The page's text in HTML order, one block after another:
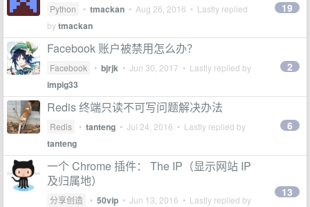
Python • tmackan • Aug 26, 2016 • Lastly replied
bytmackan
19
Facebook 账户被禁用怎么办？
Facebook • bjrjk • Jun 30, 2017 • Lastly replied by
impig33
2
Redis 终端只读不可写问题解决办法
Redis • tanteng • Jul 24, 2016 • Lastly replied by
tanteng
6
一个 Chrome 插件： The IP（显示网站 IP
及归属地）
分享创造 • 50vip • Jun 13, 2016 • Lastly replied by
13